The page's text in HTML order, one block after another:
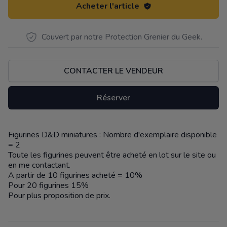
Acheter l'article
Couvert par notre Protection Grenier du Geek.
CONTACTER LE VENDEUR
Réserver
Description
Figurines D&D miniatures : Nombre d'exemplaire disponible
= 2
Toute les figurines peuvent être acheté en lot sur le site ou
en me contactant.
A partir de 10 figurines acheté = 10%
Pour 20 figurines 15%
Pour plus proposition de prix.